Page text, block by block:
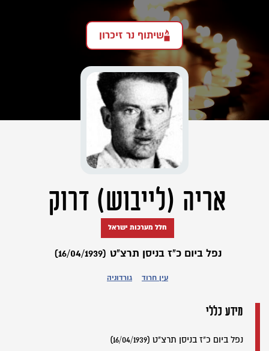
שיתוף נר זיכרון
אריה (לייבוש) דרוק
חלל מערכות ישראל
נפל ביום כ"ז בניסן תרצ"ט (16/04/1939)
עין חרוד גורדוניה
מידע כללי
נפל ביום כ"ז בניסן תרצ"ט (16/04/1939)